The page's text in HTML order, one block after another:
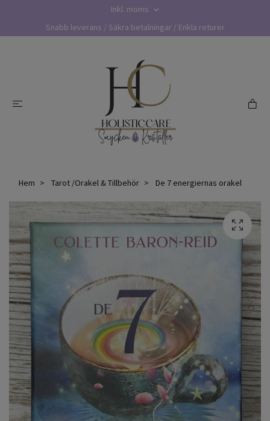
Inkl. moms
Snabb leverans / Säkra betalningar / Enkla returer
Hem Tarot /Orakel & Tillbehör De 7 energiernas orakel